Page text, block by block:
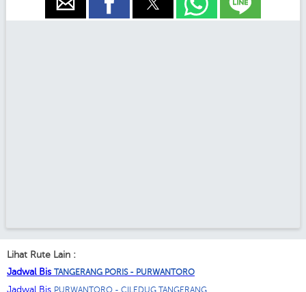
Lihat Rute Lain :
Jadwal Bis TANGERANG PORIS - PURWANTORO
Jadwal Bis PURWANTORO - CILEDUG TANGERANG